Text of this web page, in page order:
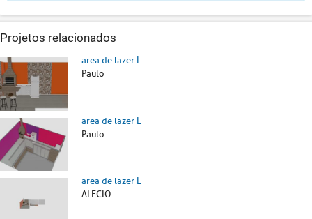
Projetos relacionados
area de lazer L
Paulo
area de lazer L
Paulo
area de lazer L
ALECIO